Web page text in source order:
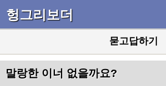
헝그리보더
묻고답하기
말랑한 이너 없을까요?